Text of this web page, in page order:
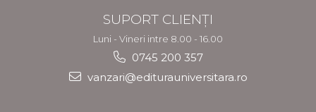
SUPORT CLIENȚI
Luni - Vineri intre 8.00 - 16.00
0745 200 357
vanzari@editurauniversitara.ro